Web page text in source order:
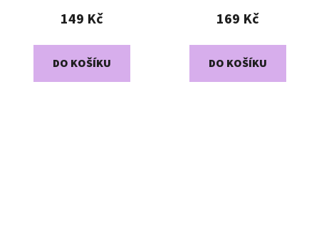
149 Kč
DO KOŠÍKU
169 Kč
DO KOŠÍKU